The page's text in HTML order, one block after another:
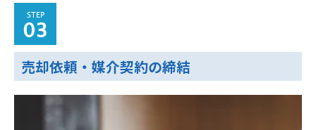
STEP
03
売却依頼・媒介契約の締結